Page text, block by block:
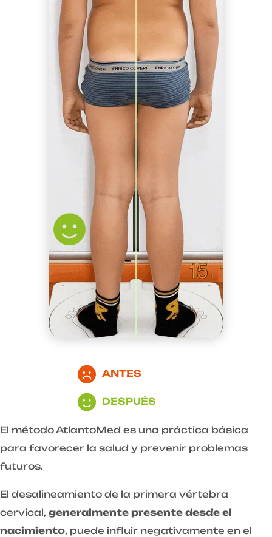
ANTES
DESPUÉS
El método AtlantoMed es una práctica básica
para favorecer la salud y prevenir problemas
futuros.
El desalineamiento de la primera vértebra
cervical, generalmente presente desde el
nacimiento, puede influir negativamente en el